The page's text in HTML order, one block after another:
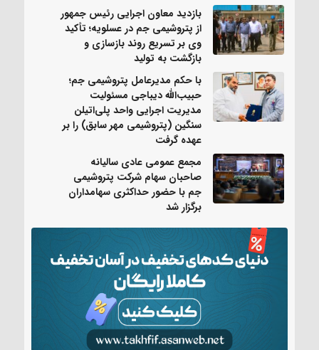
بازدید معاون اجرایی رئیس جمهور
از پتروشیمی جم در عسلویه؛ تأکید
وی بر تسریع روند بازسازی و
بازگشت به تولید
با حکم مدیرعامل پتروشیمی جم؛
حبیب‌الله دیباجی مسئولیت
مدیریت اجرایی واحد پلی‌اتیلن
سنگین (پتروشیمی مهر سابق) را بر
عهده گرفت
مجمع عمومی عادی سالیانه
صاحبان سهام شرکت پتروشیمی
جم با حضور حداکثری سهامداران
برگزار شد